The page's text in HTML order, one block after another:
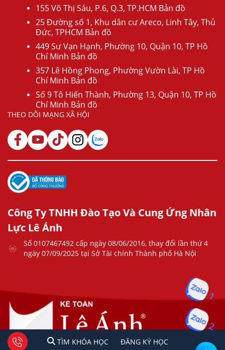
155 Võ Thị Sáu, P.6, Q.3, TP.HCM Bản đồ
25 Đường số 1, Khu dân cư Areco, Linh Tây, Thủ
Đức, TPHCM Bản đồ
449 Sư Vạn Hạnh, Phường 10, Quận 10, TP Hồ
Chí Minh Bản đồ
357 Lê Hồng Phong, Phường Vườn Lài, TP Hồ
Chí Minh Bản đồ
Số 9 Tô Hiến Thành, Phường 13, Quận 10, TP Hồ
Chí Minh Bản đồ
THEO DÕI MẠNG XÃ HỘI
Công Ty TNHH Đào Tạo Và Cung Ứng Nhân
Lực Lê Ánh
Số 0107467492 cấp ngày 08/06/2016, thay đổi lần thứ 4
ngày 07/09/2025 tại Sở Tài chính Thành phố Hà Nội
TÌM KHÓA HỌC ĐĂNG KÍ HỌC
1 2 Tư vấn facebook
TÌM KHÓA HỌC ĐĂNG KÝ HỌC
1
2